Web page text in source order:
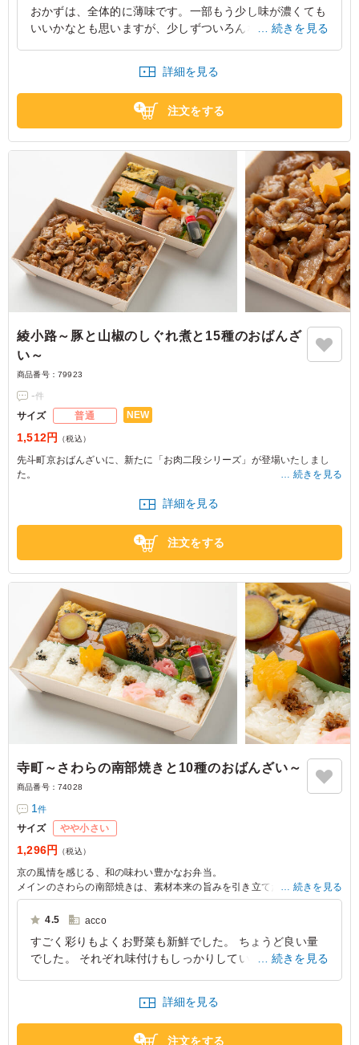
す。おかずは、全体的に薄味です。一部もう少し味が濃くても
いいかなとも思いますが、少しずついろんな種類があるの
京都府京都市西京区御陵大原2026/06/04
続きを見る
詳細を見る
注文をする
綾小路～豚と山椒のしぐれ煮と15種のおばんざ
い～
商品番号： 79923
-件
サイズ 普通 NEW
1,512円 （税込）
先斗町京おばんざいに、新たに「お肉二段シリーズ」が登場いたしまし
た。
くり炊き上げた豚と山椒のしぐれ煮をご用意。甘辛い味付けに、粒山椒の
で、ご飯がすすむ深い旨みをお楽しみいただけます。
二段目には、市松模様の煮物や雷蒟蒻、アスパラ豚巻き、ふくさ卵、南蛮
漬け、鴨ロースなど、15種類のおばんざいを彩り豊かに詰め込みました。
どれから食べようか迷ってしまうほど多彩な味わいが揃い、最後まで飽き
ずにお召し上がりいただけます。
丁寧に引いたお出汁が全体の味を優しくまとめ、見た目にも華やかで満足
感のある二段弁当に仕上げました。
接待やおもてなし、ビジネスシーンや行楽のお供など、さまざまなお席を
彩る一折です。
続きを見る
詳細を見る
注文をする
寺町～さわらの南部焼きと10種のおばんざい～
商品番号： 74028
1件
サイズ やや小さい
1,296円 （税込）
京の風情を感じる、和の味わい豊かなお弁当。
メインのさわらの南部焼きは、素材本来の旨みを引き立てた、先斗町京お
ばんざいならではのやさしい味わいに仕上げました。
おばんざいは全部で10品。市松模様が美しい人参と大根の煮物をはじめ、
丁寧に仕立て、詰め込みました。
素材の旨みを引き立てるお出汁が心と体にじんわりと染みわたる和のやさ
続きを見る
4.5 acco
すごく彩りもよくお野菜も新鮮でした。 ちょうど良い量
でした。 それぞれ味付けもしっかりしていましたし、副
るお弁当でした。 スタッフに大好評でした！
京都府京都市中京区西ノ京銅駝町
続きを見る
詳細を見る
注文をする